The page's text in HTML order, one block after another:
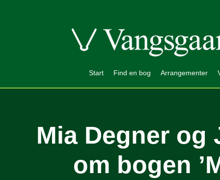
Start Find en bog Arrangementer
Mia Degner og
om bogen